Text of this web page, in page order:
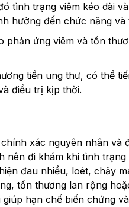
tình trạng viêm kéo dài
hưởng đến chức năng và
phản ứng viêm và tổn
tiền ung thư, có thể
điều trị kịp thời.
xác nguyên nhân và
nên đi khám khi tình
đau nhiều, loét, chảy
tổn thương lan rộng
hạn chế biến chứng